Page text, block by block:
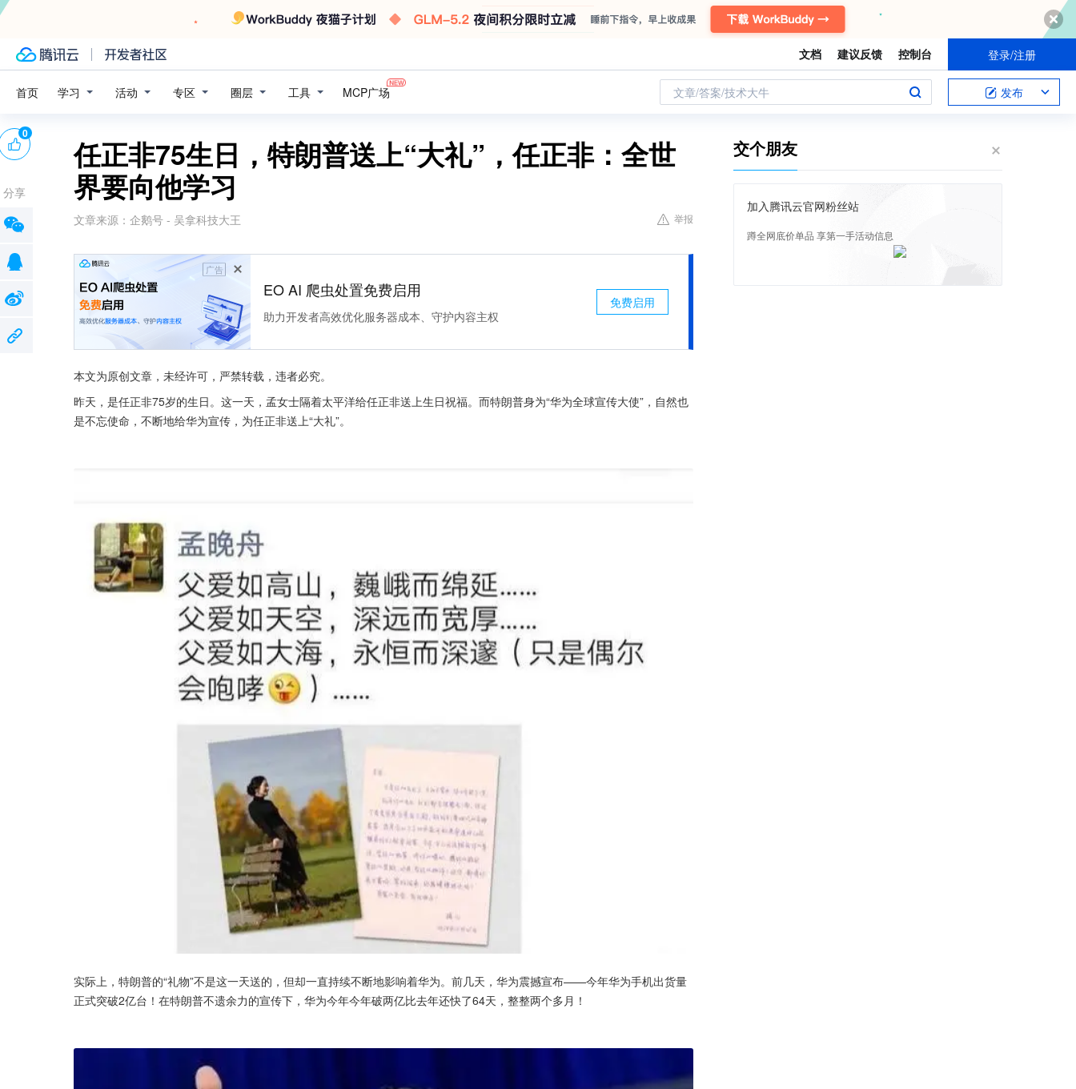
文档 建议反馈 控制台 登录/注册
首页 学习 活动 专区 圈层 工具 MCP广场 文章/答案/技术大牛 发布
任正非75生日，特朗普送上“大礼”，任正非：全世
界要向他学习
文章来源： 企鹅号 - 吴拿科技大王 举报
广告
EO AI 爬虫处置免费启用
助力开发者高效优化服务器成本、守护内容主权
免费启用
本文为原创文章，未经许可，严禁转载，违者必究。
昨天，是任正非75岁的生日。这一天，孟女士隔着太平洋给任正非送上生日祝福。而特朗普身为“华为全球宣传大使”，自然也
是不忘使命，不断地给华为宣传，为任正非送上“大礼”。
实际上，特朗普的“礼物”不是这一天送的，但却一直持续不断地影响着华为。前几天，华为震撼宣布——今年华为手机出货量
正式突破2亿台！在特朗普不遗余力的宣传下，华为今年今年破两亿比去年还快了64天，整整两个多月！
0
分享
交个朋友
加入腾讯云官网粉丝站
蹲全网底价单品 享第一手活动信息